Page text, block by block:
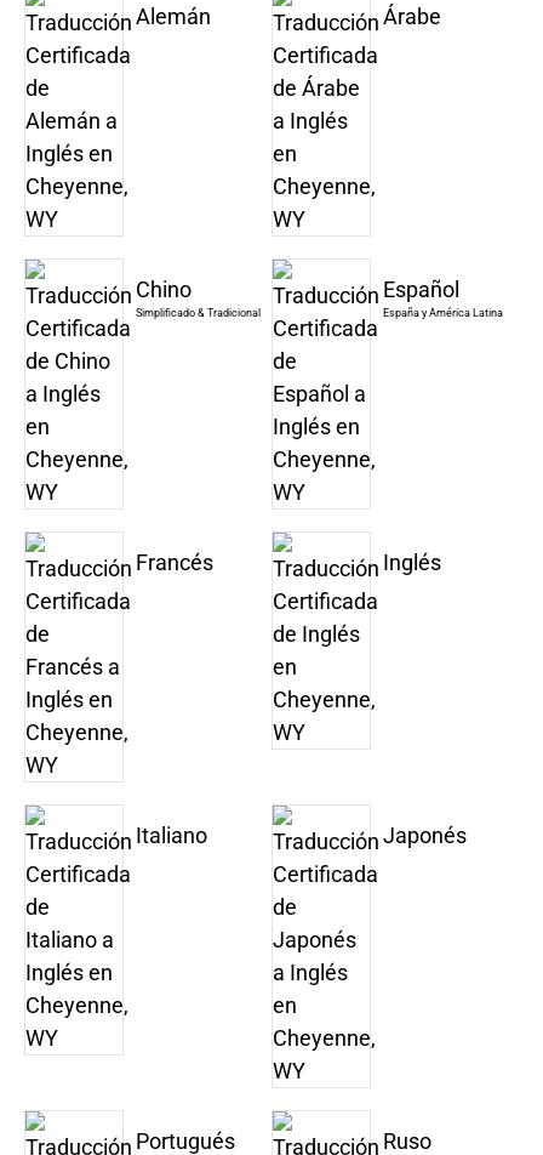
Alemán Árabe
Chino
Simplificado & Tradicional
Español
España y América Latina
Francés Inglés
Italiano Japonés
Portugués Ruso